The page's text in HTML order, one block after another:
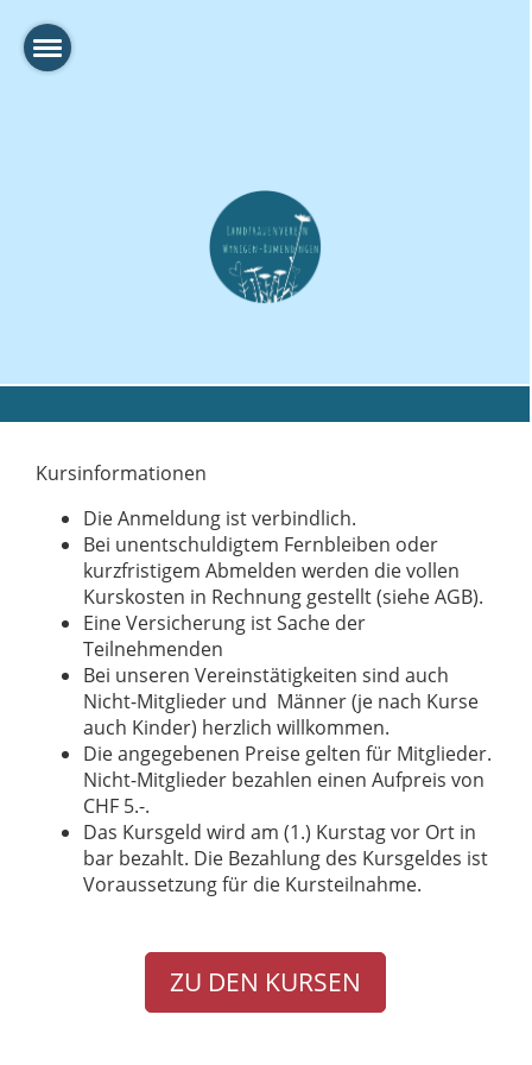
Kursinformationen
Die Anmeldung ist verbindlich.
Bei unentschuldigtem Fernbleiben oder
kurzfristigem Abmelden werden die vollen
Kurskosten in Rechnung gestellt (siehe AGB).
Eine Versicherung ist Sache der
Teilnehmenden
Bei unseren Vereinstätigkeiten sind auch
Nicht-Mitglieder und Männer (je nach Kurse
auch Kinder) herzlich willkommen.
Die angegebenen Preise gelten für Mitglieder.
Nicht-Mitglieder bezahlen einen Aufpreis von
CHF 5.-.
Das Kursgeld wird am (1.) Kurstag vor Ort in
bar bezahlt. Die Bezahlung des Kursgeldes ist
Voraussetzung für die Kursteilnahme.
ZU DEN KURSEN